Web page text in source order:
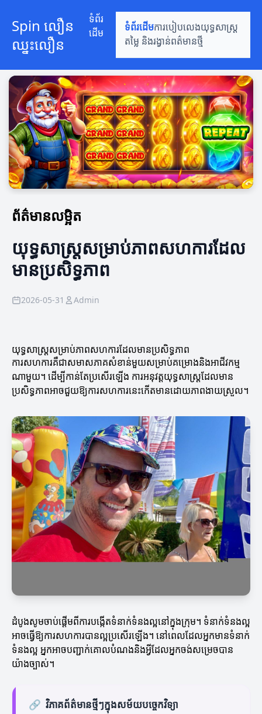
Spin លឿន
ឈ្នះលឿន
ទំព័រ
ដើម
ទំព័រដើមការបៀបលេងយុទ្ធសាស្ត្រ
តម្លៃ និងរង្វាន់ពត៌មានថ្មី
ព័ត៌មានលម្អិត
យុទ្ធសាស្ត្រសម្រាប់ភាពសហការដែល
មានប្រសិទ្ធភាព
2026-05-31 Admin
យុទ្ធសាស្ត្រសម្រាប់ភាពសហការដែលមានប្រសិទ្ធភាព
ការសហការគឺជាសមាសភាគសំខាន់មួយសម្រាប់គម្រោងនិងអាជីវកម្ម
ណាមួយ។ ដើម្បីកាន់តែប្រសើរឡើង ការអនុវត្តយុទ្ធសាស្ត្រដែលមាន
ប្រសិទ្ធភាពអាចជួយឱ្យការសហការនេះកើតមានដោយភាពងាយស្រួល។
ដំបូងសូមចាប់ផ្តើមពីការបង្កើតទំនាក់ទំនងល្អនៅក្នុងក្រុម។ ទំនាក់ទំនងល្អ
អាចធ្វើឱ្យការសហការបានល្អប្រសើរឡើង។ នៅពេលដែលអ្នកមានទំនាក់
ទំនងល្អ អ្នកអាចបញ្ជាក់គោលបំណងនិងអ្វីដែលអ្នកចង់សម្រេចបាន
យ៉ាងច្បាស់។
🔗 វិភាគព័ត៌មានថ្មីៗក្នុងសម័យបច្ចេកវិទ្យា